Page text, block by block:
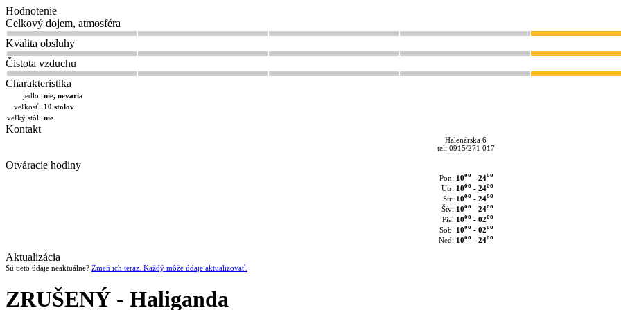
Hodnotenie
Celkový dojem, atmosféra
Kvalita obsluhy
Čistota vzduchu
Charakteristika
jedlo: nie, nevaria
veľkosť: 10 stolov
veľký stôl: nie
Kontakt
Halenárska 6
tel: 0915/271 017
Otváracie hodiny
Pon: 10oo- 24oo
Utr: 10oo- 24oo
Str: 10oo- 24oo
Štv: 10oo- 24oo
Pia: 10oo- 02oo
Sob: 10oo- 02oo
Ned: 10oo- 24oo
Aktualizácia
Sú tieto údaje neaktuálne? Zmeň ich teraz. Každý môže údaje aktualizovať.
ZRUŠENÝ - Haliganda